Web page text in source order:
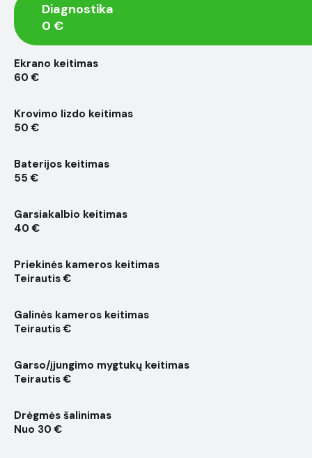
Diagnostika
0 €
Ekrano keitimas
60 €
Krovimo lizdo keitimas
50 €
Baterijos keitimas
55 €
Garsiakalbio keitimas
40 €
Priekinės kameros keitimas
Teirautis €
Galinės kameros keitimas
Teirautis €
Garso/įjungimo mygtukų keitimas
Teirautis €
Drėgmės šalinimas
Nuo 30 €